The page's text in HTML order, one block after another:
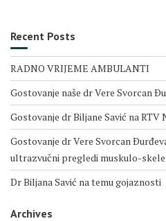
Recent Posts
RADNO VRIJEME AMBULANTI
Gostovanje naše dr Vere Svorcan
Gostovanje dr Biljane Savić na RTV
Gostovanje dr Vere Svorcan
ultrazvučni pregledi muskulo-
Dr Biljana Savić na temu gojaznosti
Archives